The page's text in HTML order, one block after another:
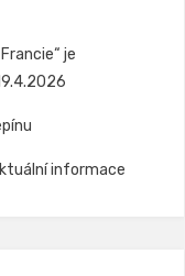
je
informace